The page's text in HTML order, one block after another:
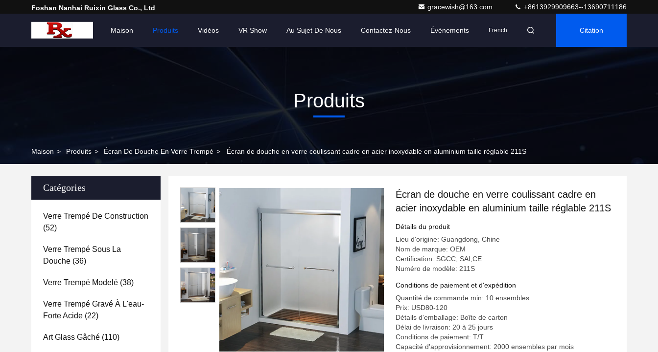
Foshan Nanhai Ruixin Glass Co., Ltd gracewish@163.com +8613929909663--13690711186
Maison Produits Vidéos VR Show Au Sujet De Nous Contactez-Nous Événements French Citation
Produits
Maison > Produits > Écran De Douche En Verre Trempé > Écran de douche en verre coulissant cadre en acier inoxydable en aluminium taille réglable 211S
Catégories
Verre Trempé De Construction
(52)
Verre Trempé Sous La
Douche (36)
Verre Trempé Modelé (38)
Verre Trempé Gravé À L'eau-
Forte Acide (22)
Art Glass Gâché (110)
Écran de douche en verre coulissant cadre en
acier inoxydable en aluminium taille réglable 211S
Détails du produit
Lieu d'origine: Guangdong, Chine
Nom de marque: OEM
Certification: SGCC, SAI,CE
Numéro de modèle: 211S
Conditions de paiement et d'expédition
Quantité de commande min: 10 ensembles
Prix: USD80-120
Détails d'emballage: Boîte de carton
Délai de livraison: 20 à 25 jours
Conditions de paiement: T/T
Capacité d'approvisionnement: 2000 ensembles par mois